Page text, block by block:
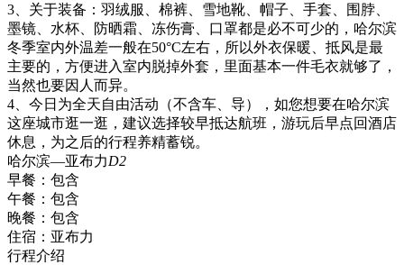
3、关于装备：羽绒服、棉裤、雪地靴、帽子、手套、围脖、
墨镜、水杯、防晒霜、冻伤膏、口罩都是必不可少的，哈尔滨
冬季室内外温差一般在50°C左右，所以外衣保暖、抵风是最
主要的，方便进入室内脱掉外套，里面基本一件毛衣就够了，
当然也要因人而异。
4、今日为全天自由活动（不含车、导），如您想要在哈尔滨
这座城市逛一逛，建议选择较早抵达航班，游玩后早点回酒店
休息，为之后的行程养精蓄锐。
哈尔滨—亚布力D2
早餐： 包含
午餐： 包含
晚餐： 包含
住宿： 亚布力
行程介绍